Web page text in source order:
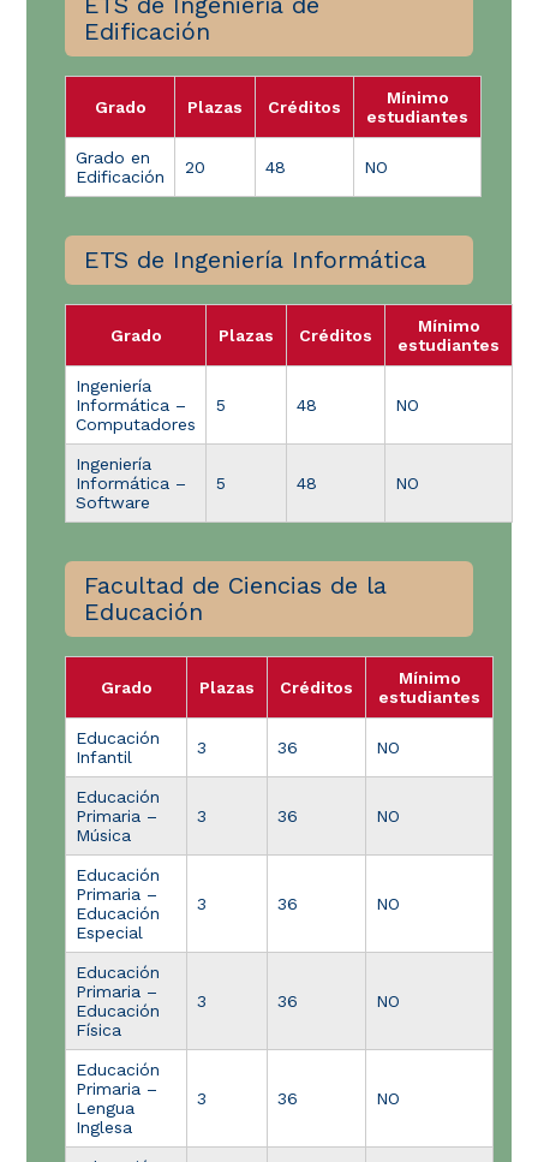
Edificación
Grado Plazas Créditos
Mínimo
estudiantes
Grado en
Edificación
20 48 NO
ETS de Ingeniería Informática
Grado Plazas Créditos
Mínimo
estudiantes
Ingeniería
Informática –
Computadores
5 48 NO
Ingeniería
Informática –
Software
5 48 NO
Facultad de Ciencias de la
Educación
Grado Plazas Créditos
Mínimo
estudiantes
Educación
Infantil
3 36 NO
Educación
Primaria –
Música
3 36 NO
Educación
Primaria –
Educación
Especial
3 36 NO
Educación
Primaria –
Educación
Física
3 36 NO
Educación
Primaria –
Lengua
Inglesa
3 36 NO